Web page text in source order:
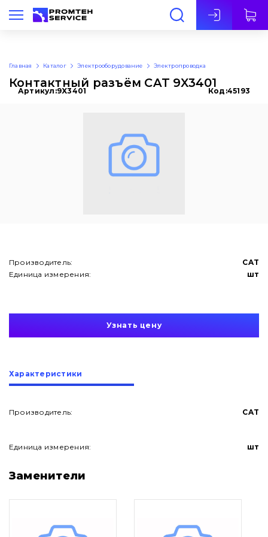
Рус
О нас
Главная Каталог Электрооборудование Электропроводка
Контактный разъём CAT 9X3401
Артикул:9X3401 Код:45193
Производитель:
CAT
Единица измерения:
шт
Узнать цену
Характеристики
Производитель: CAT
Единица измерения: шт
Заменители